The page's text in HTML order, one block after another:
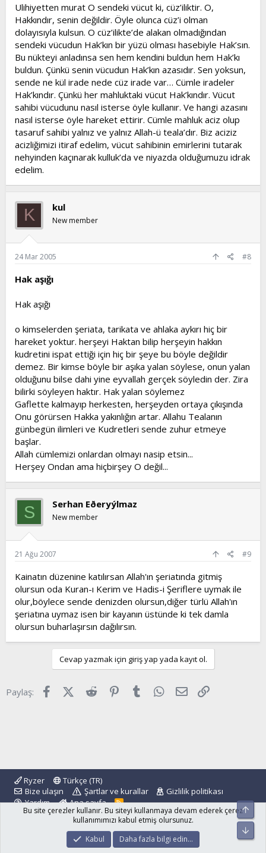
Ulihiyetten murat O sendeki vücut ki, cüz’iliktir. O,
Hakkındır, senin değildir. Öyle olunca cüz’i olman
dolayısıyla kulsun. O cüz’ilikte’de alakan olmadığından
sendeki vücudun Hak’kın bir yüzü olması hasebiyle Hak’sın.
Bu nükteyi anladınsa sen hem kendini buldun hem Hak’kı
buldun. Çünkü senin vücudun Hak’kın azasıdır. Sen yoksun,
sende ne kül irade nede cüz irade var… Cümle iradeler
Hak’kındır. Çünkü her mahluktaki vücut Hak’kındır. Vücut
sahibi vücudunu nasıl isterse öyle kullanır. Ve hangi azasını
nasıl isterse öyle hareket ettirir. Cümle mahluk aciz olup
tasaruf sahibi yalnız ve yalnız Allah-ü teala’dır. Biz aciziz
acizliğimizi itiraf edelim, vücut sahibinin emirlerini tutarak
nehyinden kaçınarak kulluk’da ve niyazda olduğumuzu idrak
edelim.
K kul
New member
24 Mar 2005 #8
Hak aşığı
Hak aşığı
o kimselerden şeriata, tarikata ve ahlaka aykırı hiç bir
hareket yoktur. herşeyi Haktan bilip herşeyin hakkın
kudretini ispat ettiği için hiç bir şeye bu böyle değildir
demez. Bir kimse böyle bir aşıka yalan söylese, onun yalan
olduğunu bilse dahi yine eyvallah gerçek söyledin der. Zira
bilirki söyleyen haktır. Hak yalan söylemez
Gaflette kalmayıp herkesten, herşeyden ortaya çıkışında
Onu görürsen Hakka yakınlığın artar. Allahu Tealanın
günbegün ilimleri ve Kudretleri sende zuhur etmeye
başlar.
Allah cümlemizi onlardan olmayı nasip etsin...
Herşey Ondan ama hiçbirşey O değil...
S Serhan Eðeryýlmaz
New member
21 Ağu 2007 #9
Kainatın düzenine katılırsan Allah'ın şeriatında gitmiş
olursun oda Kuran-ı Kerim ve Hadis-i Şeriflere uymak ile
olur,böylece sende denizden olursun,diğer türlü Allah'ın
şeriatına uymaz isen bir kayanın üstünde ki tek damla
olursun buharlaşırsın dağılırsın.
Cevap yazmak için giriş yap yada kayıt ol.
Paylaş: FacebookX (Twitter)
Reddit Pinterest
Tumblr WhatsApp
E-posta
Ryzer
Türkçe (TR)
Bize ulaşın
Şartlar ve kurallar
Gizlilik politikası
Yardım
Ana sayfa
R
S
S
Community platform by XenForo ® © 2010-2024 XenForo Ltd.
© 2001 - 2024
Bu site çerezler kullanır. Bu siteyi kullanmaya devam ederek çerez
kullanımımızı kabul etmiş olursunuz.
Kabul
Daha fazla bilgi edin…
Üst
Alt